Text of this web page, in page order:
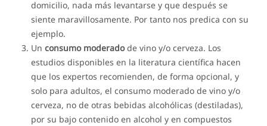
domicilio, nada más levantarse y que después se
siente maravillosamente. Por tanto nos predica con su
ejemplo.
Unconsumo moderadode vino y/o cerveza. Los
estudios disponibles en la literatura científica hacen
que los expertos recomienden, de forma opcional, y
solo para adultos, el consumo moderado de vino y/o
cerveza, no de otras bebidas alcohólicas (destiladas),
por su bajo contenido en alcohol y en compuestos